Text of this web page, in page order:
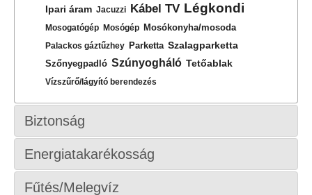
Ipari áram Jacuzzi Kábel TV Légkondi
Mosogatógép Mosógép Mosókonyha/mosoda
Palackos gáztűzhey Parketta Szalagparketta
Szőnyegpadló Szúnyogháló Tetőablak
Vízszűrő/lágyító berendezés
Biztonság
Energiatakarékosság
Fűtés/Melegvíz